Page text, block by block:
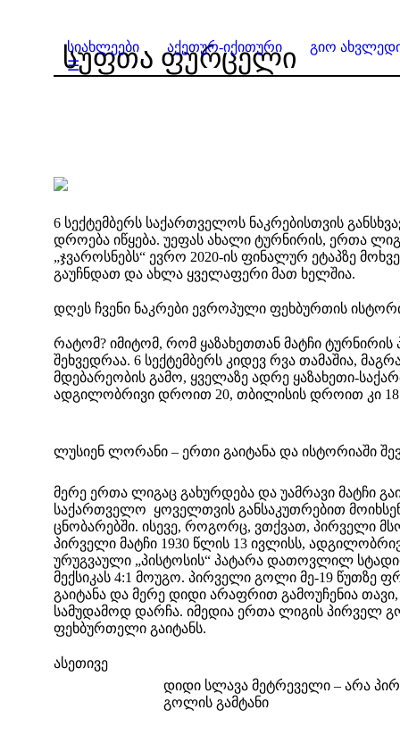
სიახლეები აქეთურ-იქითური
გიო
☰
სუფთა ფურცელი
6 სექტემბერს საქართველოს ნაკრებისთვის
დროება იწყება. უეფას ახალი ტურნირის, ერთა
„ჯვაროსნებს“ ევრო 2020-ის ფინალურ ეტაპზე
გაუჩნდათ და ახლა ყველაფერი მათ ხელშია.
დღეს ჩვენი ნაკრები ევროპული ფეხბურთის
რატომ? იმიტომ, რომ ყაზახეთთან მატჩი
შეხვედრაა. 6 სექტემბერს კიდევ რვა თამაშია,
მდებარეობის გამო, ყველაზე ადრე ყაზახეთი-
ადგილობრივი დროით 20, თბილისის დროით კი 18
ლუსიენ ლორანი – ერთი გაიტანა და ისტორიაში
მერე ერთა ლიგაც გახურდება და უამრავი მატჩი
საქართველო ყოველთვის განსაკუთრებით
ცნობარებში. ისევე, როგორც, ვთქვათ, პირველი
პირველი მატჩი 1930 წლის 13 ივლისს,
ურუგვაული „პისტოსის“ პატარა დათოვლილ
მექსიკას 4:1 მოუგო. პირველი გოლი მე-19 წუთზე
გაიტანა და მერე დიდი არაფრით გამოუჩენია
სამუდამოდ დარჩა. იმედია ერთა ლიგის პირველ
ფეხბურთელი გაიტანს.
დიდი სლავა მეტრეველი – არა
გოლის გამტანი
ასეთივე